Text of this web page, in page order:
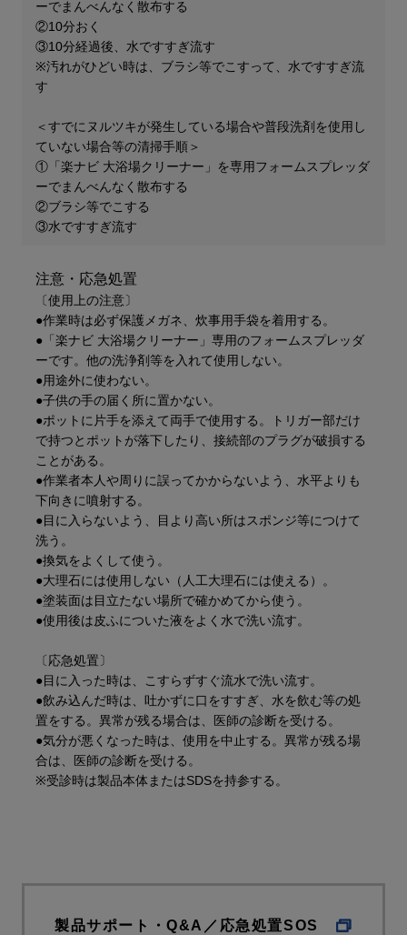
ーでまんべんなく散布する
②10分おく
③10分経過後、水ですすぎ流す
※汚れがひどい時は、ブラシ等でこすって、​水ですすぎ流
す​​
＜すでにヌルツキが発生している場合や普段洗剤を使用し
ていない場合等の清掃手順＞​
①「楽ナビ 大浴場クリーナー」を専用フォームスプレッダ
ーでまんべんなく散布する
②ブラシ等でこする​
③水ですすぎ流す​
注意・応急処置
〔使用上の注意〕
●作業時は必ず保護メガネ、炊事用手袋を着用する。
●「楽ナビ 大浴場クリーナー」専用のフォームスプレッダ
ーです。他の洗浄剤等を入れて使用しない。
●用途外に​使わない。
●子供の手の届く所に置かない。
●ポットに片手を添えて両手で​使用する。トリガー部だけ
で持つとポットが落下したり、接続部のプラグが破​損する
ことがある。
●作業者本人や周りに誤ってかからないよう、水平より​も
下向きに噴射する。
●目に入らないよう、目より高い所はスポンジ等につけて
洗う。
●換気をよくして使う。
●大理石には使用しない（人工大理石には使える）。
●塗装面は目立たない場所で確かめてから使う。
●使用後は皮ふについた液をよく水で洗い流す。​
〔応急処置〕
●目に入った時は、こすらずすぐ流水で洗い流す。
●飲み込んだ時は、吐かずに口をすすぎ、水を飲む等の処
置をする。異常が残る場合は、医師の診断を受ける。
●気分が悪くなった時は、使用を中止する。異常が残る場
合は、医師の診断を受ける。
※受診時は製品本体またはSDSを持参する。
製品サポート・Q&A／応急処置SOS